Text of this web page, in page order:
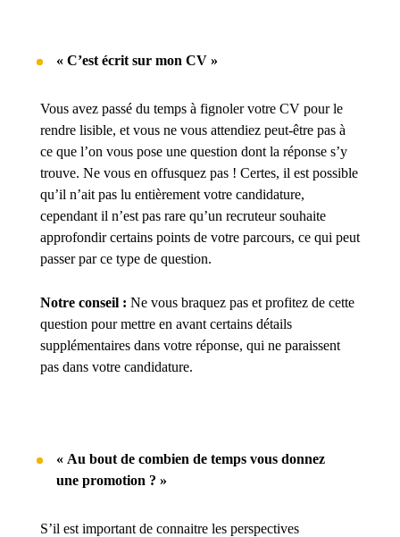
« C’est écrit sur mon CV »
Vous avez passé du temps à fignoler votre CV pour le
rendre lisible, et vous ne vous attendiez peut-être pas à
ce que l’on vous pose une question dont la réponse s’y
trouve. Ne vous en offusquez pas ! Certes, il est possible
qu’il n’ait pas lu entièrement votre candidature,
cependant il n’est pas rare qu’un recruteur souhaite
approfondir certains points de votre parcours, ce qui peut
passer par ce type de question.
Notre conseil : Ne vous braquez pas et profitez de cette
question pour mettre en avant certains détails
supplémentaires dans votre réponse, qui ne paraissent
pas dans votre candidature.
« Au bout de combien de temps vous donnez
une promotion ? »
S’il est important de connaitre les perspectives